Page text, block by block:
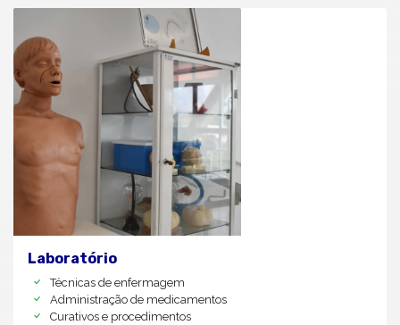
Laboratório
Técnicas de enfermagem
Administração de medicamentos
Curativos e procedimentos